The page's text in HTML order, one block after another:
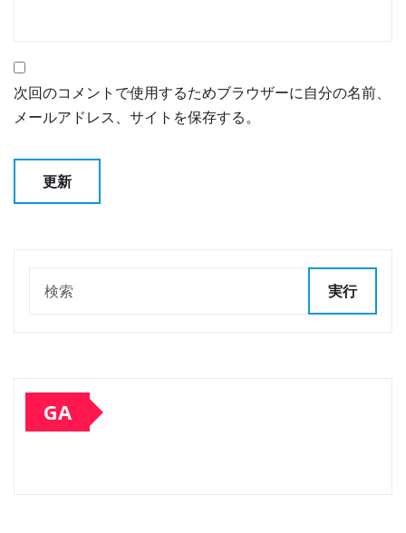
次回のコメントで使用するためブラウザーに自分の名前、
メールアドレス、サイトを保存する。
実行
GA